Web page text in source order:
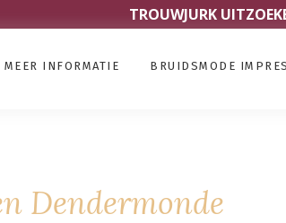
TROUWJURK
MEER INFORMATIE BRUIDSMODE
Dendermonde